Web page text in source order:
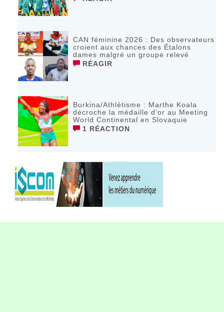
CAN féminine 2026 : Des observateurs
croient aux chances des Étalons
dames malgré un groupe relevé
RÉAGIR
Burkina/Athlétisme : Marthe Koala
décroche la médaille d’or au Meeting
World Continental en Slovaquie ‎
1 RÉACTION